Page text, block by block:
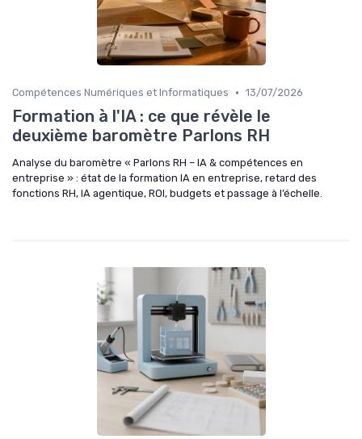
Compétences Numériques et Informatiques • 13/07/2026
Formation à l'IA : ce que révèle le
deuxième baromètre Parlons RH
Analyse du baromètre « Parlons RH – IA & compétences en
entreprise » : état de la formation IA en entreprise, retard des
fonctions RH, IA agentique, ROI, budgets et passage à l’échelle.